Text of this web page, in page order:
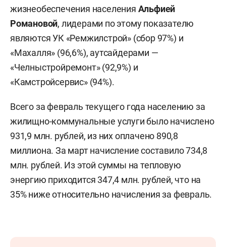
жизнеобеспечения населения Альфией
Романовой, лидерами по этому показателю
являются УК «Ремжилстрой» (сбор 97%) и
«Махалля» (96,6%), аутсайдерами —
«Челныстройремонт» (92,9%) и
«Камстройсервис» (94%).
Всего за февраль текущего года населению за
жилищно-коммунальные услуги было начислено
931,9 млн. рублей, из них оплачено 890,8
миллиона. За март начисление составило 734,8
млн. рублей. Из этой суммы на тепловую
энергию приходится 347,4 млн. рублей, что на
35% ниже относительно начисления за февраль.